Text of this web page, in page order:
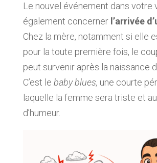
Le nouvel événement dans votre
également concerner l’arrivée
Chez la mère, notamment si elle
pour la toute première fois, le
peut survenir après la naissance
C’est le baby blues, une courte
laquelle la femme sera triste et
d’humeur.